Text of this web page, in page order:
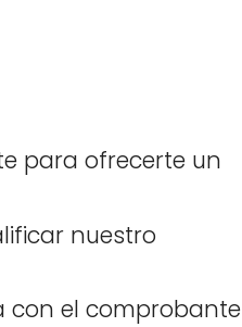
para ofrecerte un
nuestro
con el comprobante